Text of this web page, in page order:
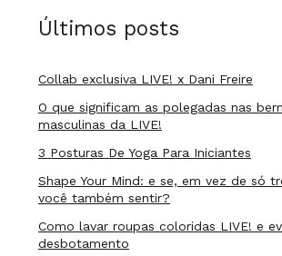
Últimos posts
Collab exclusiva LIVE! x Dani Freire
O que significam as polegadas nas
masculinas da LIVE!
3 Posturas De Yoga Para Iniciantes
Shape Your Mind: e se, em vez de só
você também sentir?
Como lavar roupas coloridas LIVE! e
desbotamento